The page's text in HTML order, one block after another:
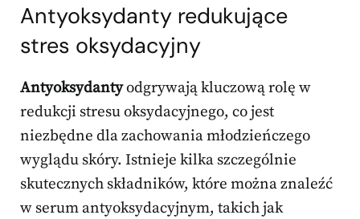
Antyoksydanty redukujące
stres oksydacyjny
Antyoksydantyodgrywają kluczową rolę w
redukcji stresu oksydacyjnego, co jest
niezbędne dla zachowania młodzieńczego
wyglądu skóry. Istnieje kilka szczególnie
skutecznych składników, które można znaleźć
w serum antyoksydacyjnym, takich jak